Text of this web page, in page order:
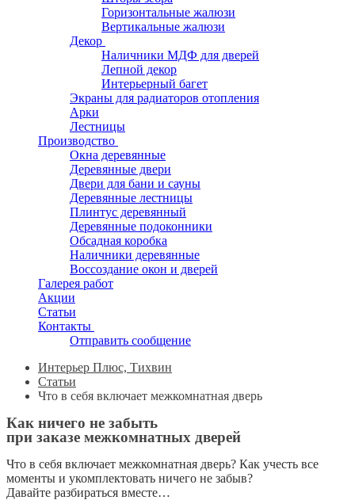
Горизонтальные жалюзи
Вертикальные жалюзи
Декор
Наличники МДФ для дверей
Лепной декор
Интерьерный багет
Экраны для радиаторов отопления
Арки
Лестницы
Производство
Окна деревянные
Деревянные двери
Двери для бани и сауны
Деревянные лестницы
Плинтус деревянный
Деревянные подоконники
Обсадная коробка
Наличники деревянные
Воссоздание окон и дверей
Галерея работ
Акции
Статьи
Контакты
Отправить сообщение
Интерьер Плюс, Тихвин
Статьи
Что в себя включает межкомнатная дверь
Как ничего не забыть
при заказе межкомнатных дверей
Что в себя включает межкомнатная дверь? Как учесть все
моменты и укомплектовать ничего не забыв?
Давайте разбираться вместе…